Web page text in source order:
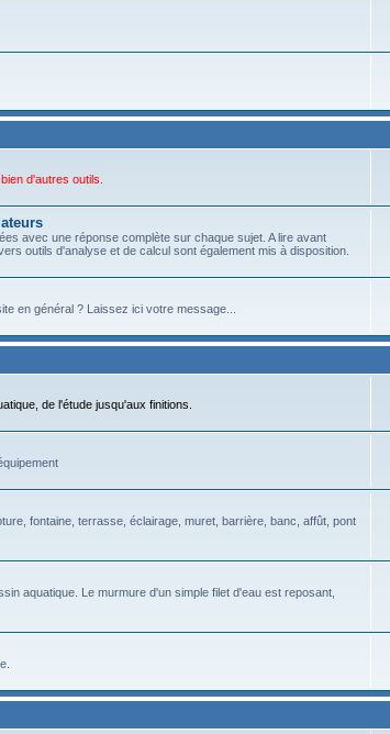
d'autres outils.
avec une réponse complète sur chaque sujet. A lire avant
outils d'analyse et de calcul sont également mis à disposition.
en général ? Laissez ici votre message...
de l'étude jusqu'aux finitions.
fontaine, terrasse, éclairage, muret, barrière, banc, affût, pont
aquatique. Le murmure d'un simple filet d'eau est reposant,